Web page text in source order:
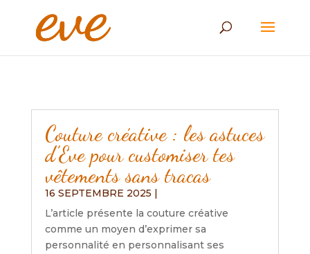
Couture créative : les astuces
d’Eve pour customiser tes
vêtements sans tracas
16 SEPTEMBRE 2025 |
L’article présente la couture créative
comme un moyen d’exprimer sa
personnalité en personnalisant ses